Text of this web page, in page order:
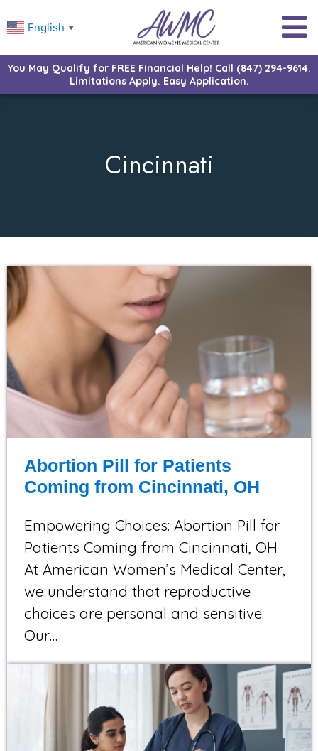
English ▼
You May Qualify for FREE Financial Help! Call (847) 294-9614.
Limitations Apply. Easy Application.
Cincinnati
Abortion Pill for Patients
Coming from Cincinnati, OH
Empowering Choices: Abortion Pill for
Patients Coming from Cincinnati, OH
At American Women’s Medical Center,
we understand that reproductive
choices are personal and sensitive.
Our…